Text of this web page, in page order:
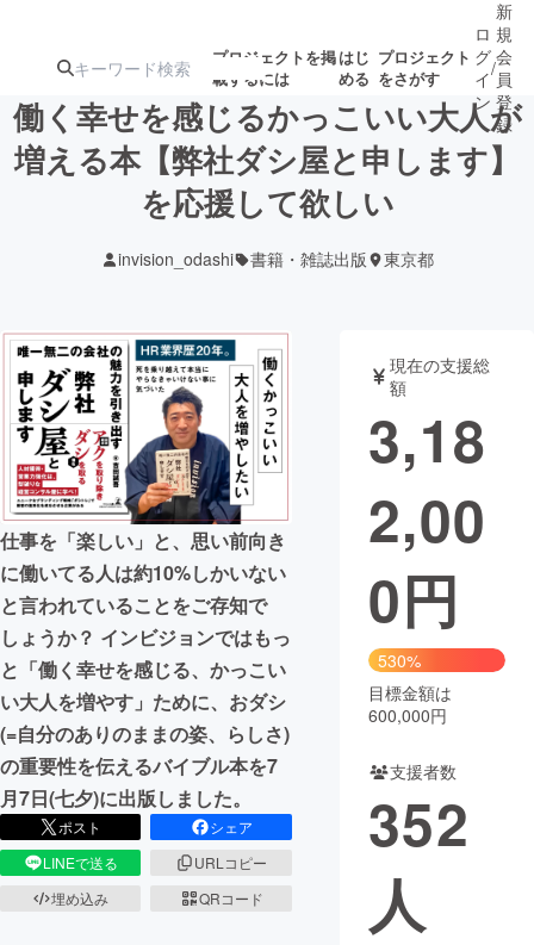
プロジェクトを掲
載するには
はじ
める
プロジェクト
をさがす
注目のリ 注目の新着プロ募集終了が近いプ
テクノロジー・ガジェット
映像・映画 書籍・雑誌
ビジネス・起業 チャレンジ
まちづくり・地域活性化
CAMPFIRE for Social Good
CAMPFIRE Creation
CAMPFIREふるさと納税
コミュニティ
ロ
グ
イ
ン
/
新
規
会
員
登
録
働く幸せを感じるかっこいい大人が
増える本【弊社ダシ屋と申します】
を応援して欲しい
invision_odashi 書籍・雑誌出版 東京都
仕事を「楽しい」と、思い前向き
に働いてる人は約10%しかいない
と言われていることをご存知で
しょうか？ インビジョンではもっ
と「働く幸せを感じる、かっこい
い大人を増やす」ために、おダシ
(=自分のありのままの姿、らしさ)
の重要性を伝えるバイブル本を7
月7日(七夕)に出版しました。
ポスト
シェア
LINEで送る
URLコピー
埋め込み
QRコード
現在の支援総
額
3,18
2,00
0円
530%
目標金額は
600,000円
支援者数
352
人